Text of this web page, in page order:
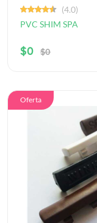
(4.0)
PVC SHIM SPA
$0 $0
Oferta